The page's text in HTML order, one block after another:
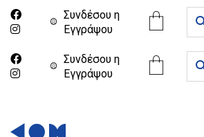
Συνδέσου η
Eγγράψου
Συνδέσου η
Eγγράψου